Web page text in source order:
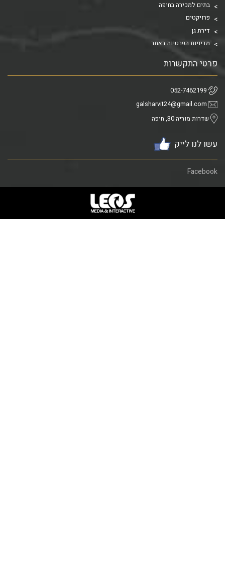
בתים למכירה בחיפה
פרויקטים
דירת גן
מדיניות הפרטיות באתר
פרטי התקשרות
052-7462199
galsharvit24@gmail.com
שדרות מוריה 30, חיפה
עשו לנו לייק
Facebook